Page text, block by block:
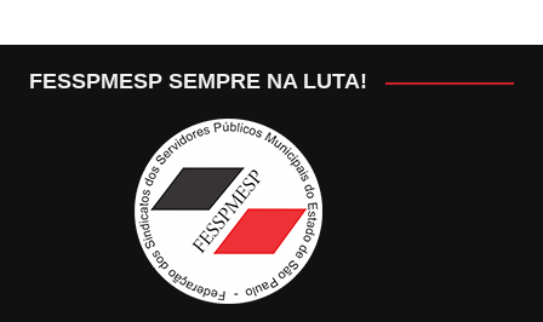
FESSPMESP SEMPRE NA LUTA!